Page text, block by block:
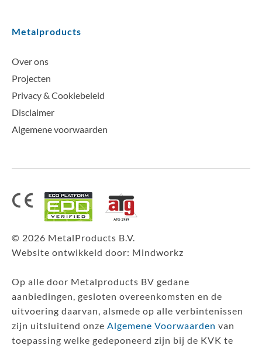
Metalproducts
Over ons
Projecten
Privacy & Cookiebeleid
Disclaimer
Algemene voorwaarden
© 2026 MetalProducts B.V.
Website ontwikkeld door: Mindworkz
Op alle door Metalproducts BV gedane
aanbiedingen, gesloten overeenkomsten en de
uitvoering daarvan, alsmede op alle verbintenissen
zijn uitsluitend onze Algemene Voorwaarden van
toepassing welke gedeponeerd zijn bij de KVK te